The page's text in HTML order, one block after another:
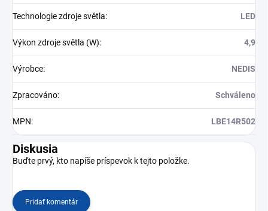
Technologie zdroje světla: LED
Výkon zdroje světla (W): 4,9
Výrobce: NEDIS
Zpracováno: Schváleno
MPN: LBE14R502
Diskusia
Buďte prvý, kto napíše príspevok k tejto položke.
Pridať komentár